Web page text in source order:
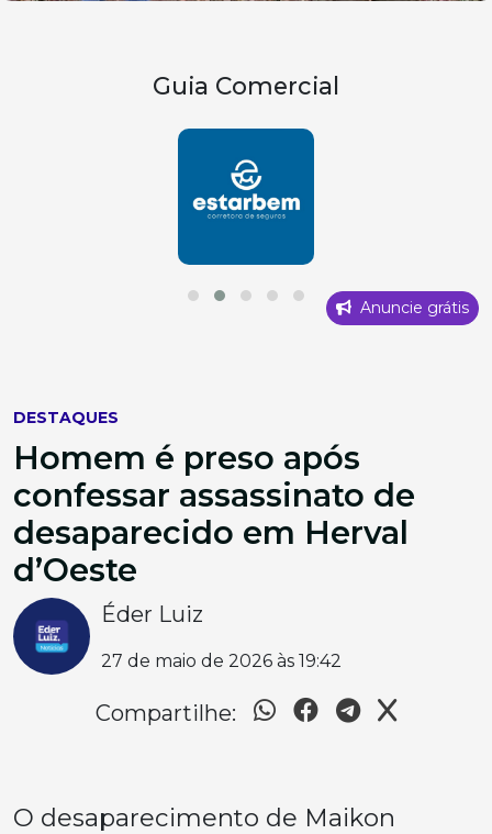
Guia Comercial
Anuncie grátis
DESTAQUES
Homem é preso após
confessar assassinato de
desaparecido em Herval
d’Oeste
Éder Luiz
27 de maio de 2026 às 19:42
Compartilhe:
O desaparecimento de Maikon